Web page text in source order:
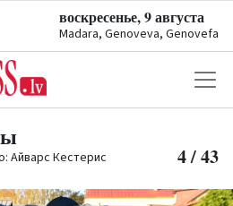
воскресенье, 9 августа
Madara, Genoveva, Genovefa
Айварс Кестерис 4 / 43